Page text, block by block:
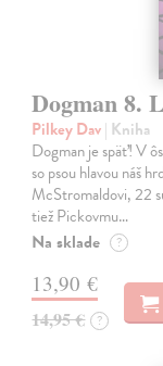
Dogman 8.
Pilkey Dav| Kniha
Dogman je späť! V
so psou hlavou náš
McStromaldovi, 22
tiež Pickovmu…
Na sklade ?
13,90 €
14,95 € ?